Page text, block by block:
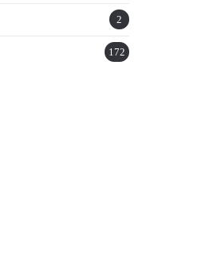
2
172